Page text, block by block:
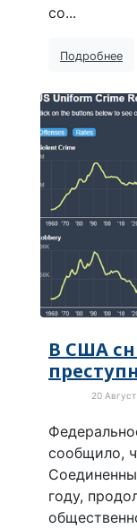
со...
Подробнее
В США
20
сообщило,
году,